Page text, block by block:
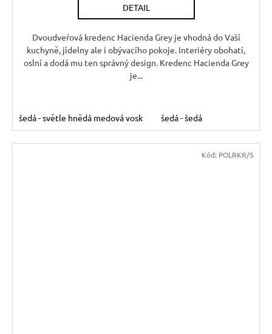
DETAIL
Dvoudveřová kredenc Hacienda Grey je vhodná do Vaší
kuchyně, jídelny ale i obývacího pokoje. Interiéry obohatí,
oslní a dodá mu ten správný design. Kredenc Hacienda Grey
je...
šedá - světle hnědá medová vosk šedá - šedá
Kód: POLRKR/S